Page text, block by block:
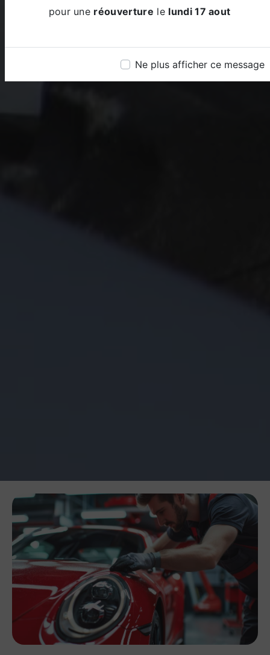
pour une réouverture le lundi 17 aout
Ne plus afficher ce message